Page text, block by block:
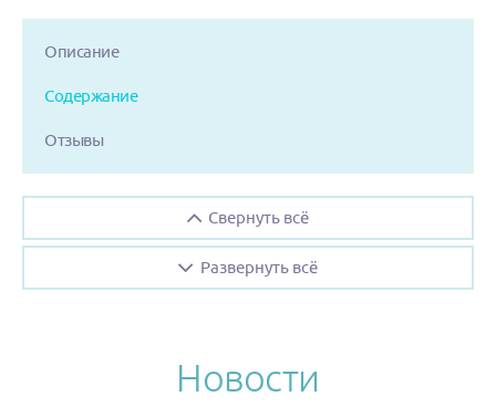
Описание
Содержание
Отзывы
Свернуть всё
Развернуть всё
Новости